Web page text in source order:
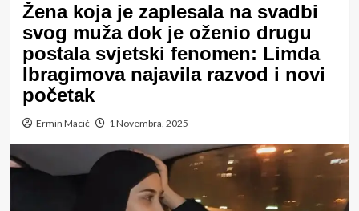
Žena koja je zaplesala na svadbi
svog muža dok je oženio drugu
postala svjetski fenomen: Limda
Ibragimova najavila razvod i novi
početak
Ermin Macić 1 Novembra, 2025